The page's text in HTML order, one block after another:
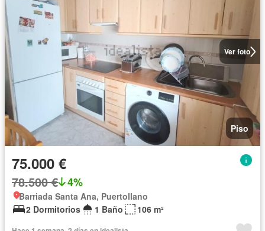
Ver foto
Piso
75.000 €
78.500 € 4%
Barriada Santa Ana, Puertollano
2 Dormitorios
1 Baño 106 m²